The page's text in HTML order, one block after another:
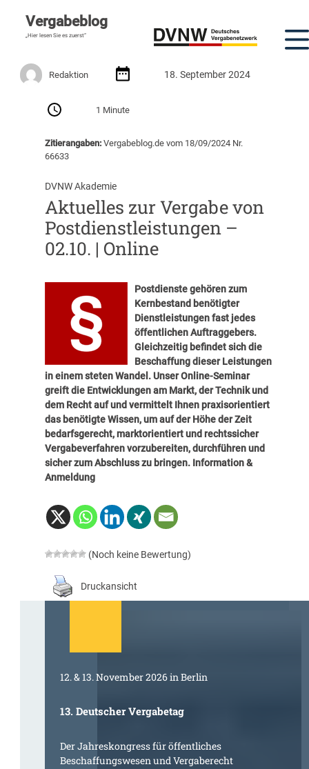
Vergabeblog
„Hier lesen Sie es zuerst“
Redaktion 18. September 2024
1 Minute
Zitierangaben:Vergabeblog.de vom 18/09/2024 Nr.
66633
DVNW Akademie
Aktuelles zur Vergabe von
Postdienstleistungen –
02.10. | Online
Postdienste gehören zum
Kernbestand benötigter
Dienstleistungen fast jedes
öffentlichen Auftraggebers.
Gleichzeitig befindet sich die
Beschaffung dieser Leistungen
in einem steten Wandel. Unser Online-Seminar
greift die Entwicklungen am Markt, der Technik und
dem Recht auf und vermittelt Ihnen praxisorientiert
das benötigte Wissen, um auf der Höhe der Zeit
bedarfsgerecht, marktorientiert und rechtssicher
Vergabeverfahren vorzubereiten, durchführen und
sicher zum Abschluss zu bringen. Information &
Anmeldung
(Noch keine Bewertung)
Druckansicht
12. & 13. November 2026 in Berlin
13. Deutscher Vergabetag
Der Jahreskongress für öffentliches
Beschaffungswesen und Vergaberecht